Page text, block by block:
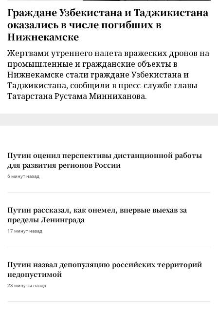
Граждане Узбекистана и Таджикистана
оказались в числе погибших в
Нижнекамске
Жертвами утреннего налета вражеских дронов на
промышленные и гражданские объекты в
Нижнекамске стали граждане Узбекистана и
Таджикистана, сообщили в пресс-службе главы
Татарстана Рустама Минниханова.
Путин оценил перспективы дистанционной работы
для развития регионов России
6 минут назад
Путин рассказал, как онемел, впервые выехав за
пределы Ленинграда
17 минут назад
Путин назвал депопуляцию российских территорий
недопустимой
23 минуты назад